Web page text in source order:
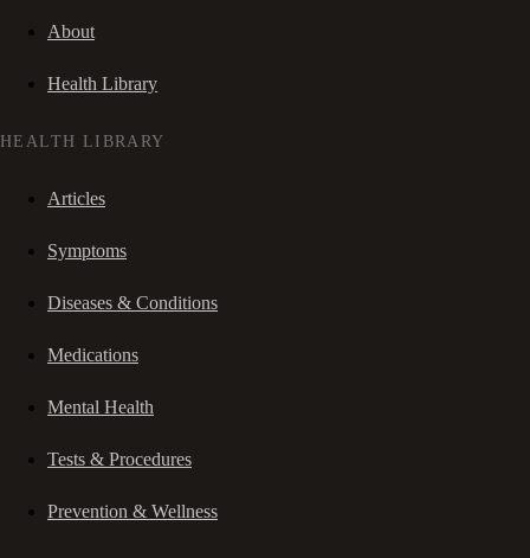
About
Health Library
HEALTH LIBRARY
Articles
Symptoms
Diseases & Conditions
Medications
Mental Health
Tests & Procedures
Prevention & Wellness